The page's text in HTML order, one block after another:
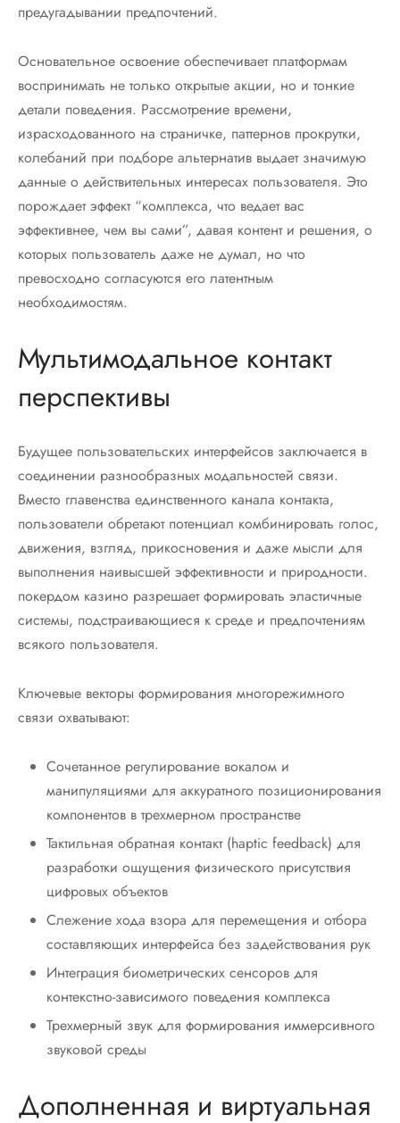
предугадывании предпочтений.
Основательное освоение обеспечивает платформам
воспринимать не только открытые акции, но и тонкие
детали поведения. Рассмотрение времени,
израсходованного на страничке, паттернов прокрутки,
колебаний при подборе альтернатив выдает значимую
данные о действительных интересах пользователя. Это
порождает эффект “комплекса, что ведает вас
эффективнее, чем вы сами”, давая контент и решения, о
которых пользователь даже не думал, но что
превосходно согласуются его латентным
необходимостям.
Мультимодальное контакт
перспективы
Будущее пользовательских интерфейсов заключается в
соединении разнообразных модальностей связи.
Вместо главенства единственного канала контакта,
пользователи обретают потенциал комбинировать голос,
движения, взгляд, прикосновения и даже мысли для
выполнения наивысшей эффективности и природности.
покердом казино разрешает формировать эластичные
системы, подстраивающиеся к среде и предпочтениям
всякого пользователя.
Ключевые векторы формирования многорежимного
связи охватывают:
Сочетанное регулирование вокалом и
манипуляциями для аккуратного позиционирования
компонентов в трехмерном пространстве
Тактильная обратная контакт (haptic feedback) для
разработки ощущения физического присутствия
цифровых объектов
Слежение хода взора для перемещения и отбора
составляющих интерфейса без задействования рук
Интеграция биометрических сенсоров для
контекстно-зависимого поведения комплекса
Трехмерный звук для формирования иммерсивного
звуковой среды
Дополненная и виртуальная